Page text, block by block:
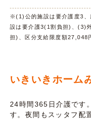
※(1)公的施設は要介護度3
設は要介護3(1割負担)、(3)
担)、区分支給限度額27,048
いきいきホーム
24時間365日介護です
す。夜間もスッタフ配